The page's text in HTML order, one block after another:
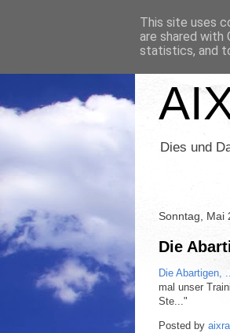
Dies und
Sonntag, Mai
Die
Die Abartigen,
mal unser
Ste..."
Posted by
This site uses
are shared with
statistics, and